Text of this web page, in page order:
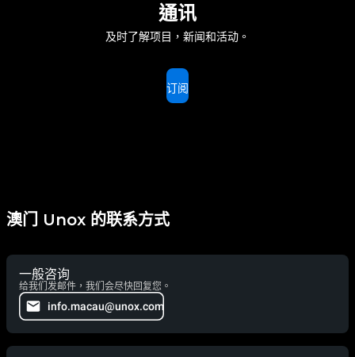
通讯
及时了解项目，新闻和活动。
订阅
澳门 Unox 的联系方式
一般咨询
给我们发邮件，我们会尽快回复您。
info.macau@unox.com